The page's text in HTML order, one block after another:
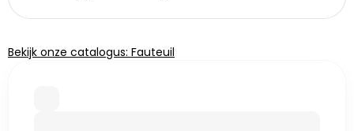
Bekijk onze catalogus: Fauteuil